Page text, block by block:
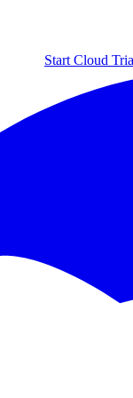
Start Cloud